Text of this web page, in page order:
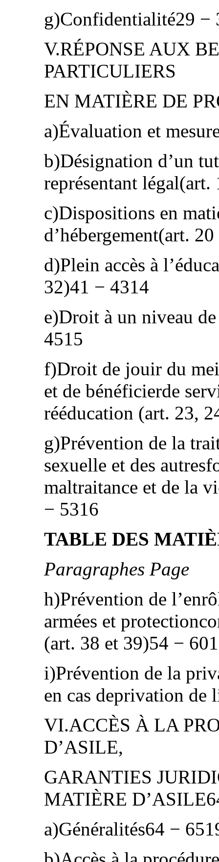
g)Confidentialité29 −
V.RÉPONSE AUX
PARTICULIERS
EN MATIÈRE DE
a)Évaluation et
b)Désignation d’un
représentant
c)Dispositions en
d’hébergement(art.
d)Plein accès à
32)41 − 4314
e)Droit à un niveau
4515
f)Droit de jouir du
et de bénéficierde
rééducation (art. 23,
g)Prévention de la
sexuelle et des
maltraitance et de la
− 5316
TABLE DES
Paragraphes Page
h)Prévention de
armées et
(art. 38 et 39)54 −
i)Prévention de la
en cas deprivation de
VI.ACCÈS À LA
D’ASILE,
GARANTIES
MATIÈRE
a)Généralités64 −